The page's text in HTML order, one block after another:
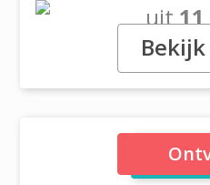
uit
, 1905,
Centre -
Air &